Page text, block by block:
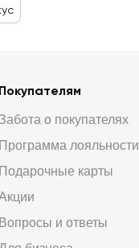
Покупателям
Забота о покупателях
Программа лояльности
Подарочные карты
Вопросы и ответы